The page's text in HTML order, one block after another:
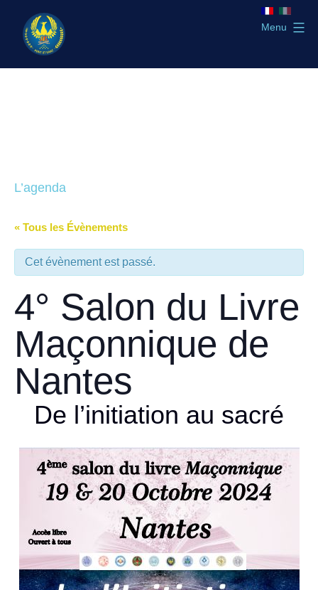
contenu
Menu
L’agenda
« Tous les Évènements
Cet évènement est passé.
4° Salon du Livre
Maçonnique de
Nantes
De l’initiation au sacré